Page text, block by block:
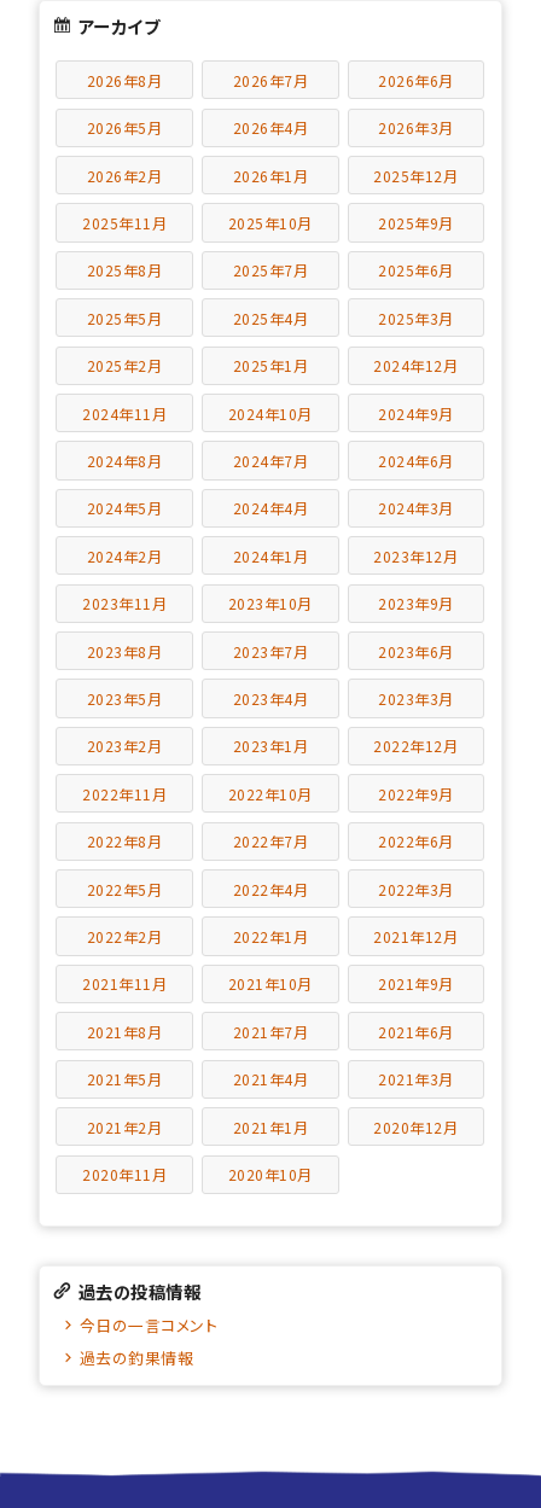
アーカイブ
2026年8月 2026年7月 2026年6月
2026年5月 2026年4月 2026年3月
2026年2月 2026年1月 2025年12月
2025年11月 2025年10月 2025年9月
2025年8月 2025年7月 2025年6月
2025年5月 2025年4月 2025年3月
2025年2月 2025年1月 2024年12月
2024年11月 2024年10月 2024年9月
2024年8月 2024年7月 2024年6月
2024年5月 2024年4月 2024年3月
2024年2月 2024年1月 2023年12月
2023年11月 2023年10月 2023年9月
2023年8月 2023年7月 2023年6月
2023年5月 2023年4月 2023年3月
2023年2月 2023年1月 2022年12月
2022年11月 2022年10月 2022年9月
2022年8月 2022年7月 2022年6月
2022年5月 2022年4月 2022年3月
2022年2月 2022年1月 2021年12月
2021年11月 2021年10月 2021年9月
2021年8月 2021年7月 2021年6月
2021年5月 2021年4月 2021年3月
2021年2月 2021年1月 2020年12月
2020年11月 2020年10月
過去の投稿情報
今日の一言コメント
過去の釣果情報